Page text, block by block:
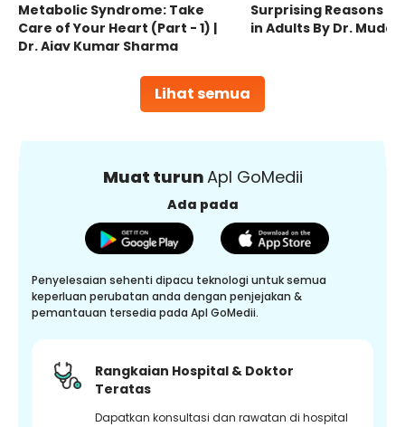
Lihat semua
Metabolic Syndrome: Take
Care of Your Heart (Part - 1) |
Dr. Ajay Kumar Sharma
Surprising Reasons
in Adults By Dr.
Muat turunApl GoMedii
Ada pada
Penyelesaian sehenti dipacu teknologi untuk semua
keperluan perubatan anda dengan penjejakan &
pemantauan tersedia pada Apl GoMedii.
Rangkaian Hospital & Doktor
Teratas
Dapatkan konsultasi dan rawatan di hospital